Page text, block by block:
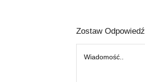
Zostaw Odpowiedź